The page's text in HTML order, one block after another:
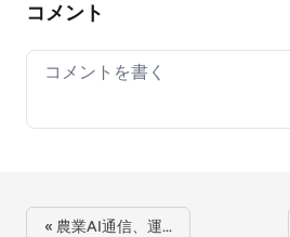
コメント
Your comment
« 農業AI通信、運…